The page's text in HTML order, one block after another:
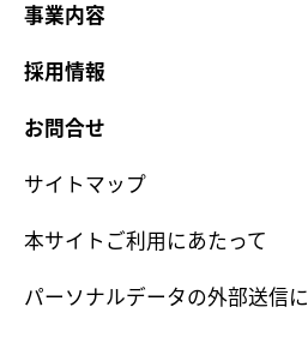
事業内容
採用情報
お問合せ
サイトマップ
本サイトご利用にあたって
パーソナルデータの外部送信